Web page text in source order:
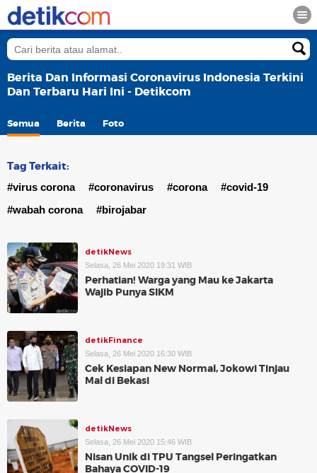
Berita Dan Informasi Coronavirus Indonesia Terkini
Dan Terbaru Hari Ini - Detikcom
Semua Berita Foto
Tag Terkait:
#virus corona #coronavirus #corona
#covid-19
#wabah corona
#birojabar
detikNews
Selasa, 26 Mei 2020 19:31 WIB
Perhatian! Warga yang Mau ke Jakarta
Wajib Punya SIKM
detikFinance
Selasa, 26 Mei 2020 16:30 WIB
Cek Kesiapan New Normal, Jokowi Tinjau
Mal di Bekasi
detikNews
Selasa, 26 Mei 2020 15:46 WIB
Nisan Unik di TPU Tangsel Peringatkan
Bahaya COVID-19